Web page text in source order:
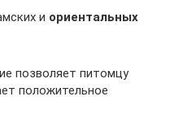
и ориентальных
позволяет питомцу
положительное